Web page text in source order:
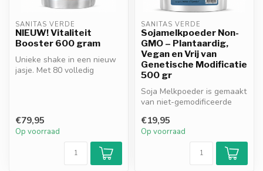
SANITAS VERDE
NIEUW! Vitaliteit
Booster 600 gram
Unieke shake in een nieuw
jasje. Met 80 volledig
€79,95
Op voorraad
SANITAS VERDE
Sojamelkpoeder Non-
GMO – Plantaardig,
Vegan en Vrij van
Genetische Modificatie
500 gr
Soja Melkpoeder is gemaakt
van niet-gemodificeerde
suike...
€19,95
Op voorraad